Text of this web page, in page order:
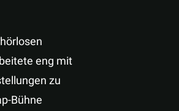
eng mit
zu
Bühne